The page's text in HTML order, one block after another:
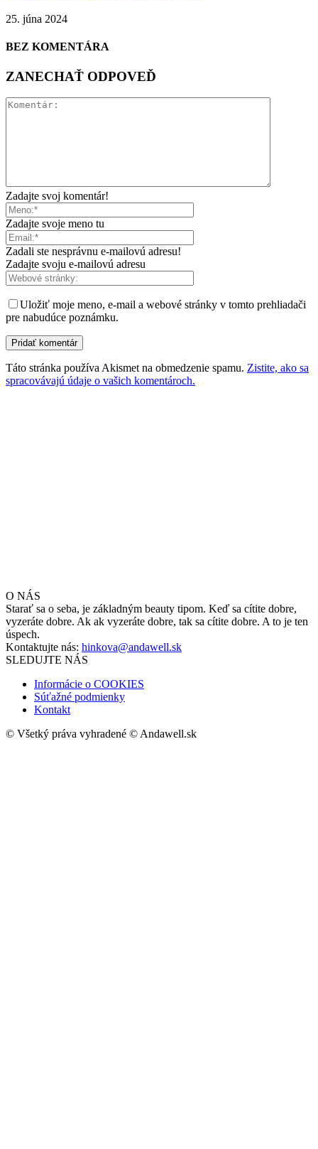
25. júna 2024
BEZ KOMENTÁRA
ZANECHAŤ ODPOVEĎ
Zadajte svoj komentár!
Zadajte svoje meno tu
Zadali ste nesprávnu e-mailovú adresu!
Zadajte svoju e-mailovú adresu
Uložiť moje meno, e-mail a webové stránky v tomto prehliadači
pre nabudúce poznámku.
Táto stránka používa Akismet na obmedzenie spamu. Zistite, ako sa
spracovávajú údaje o vašich komentároch.
O NÁS
Starať sa o seba, je základným beauty tipom. Keď sa cítite dobre,
vyzeráte dobre. Ak ak vyzeráte dobre, tak sa cítite dobre. A to je ten
úspech.
Kontaktujte nás: hinkova@andawell.sk
SLEDUJTE NÁS
Informácie o COOKIES
Súťažné podmienky
Kontakt
© Všetký práva vyhradené © Andawell.sk